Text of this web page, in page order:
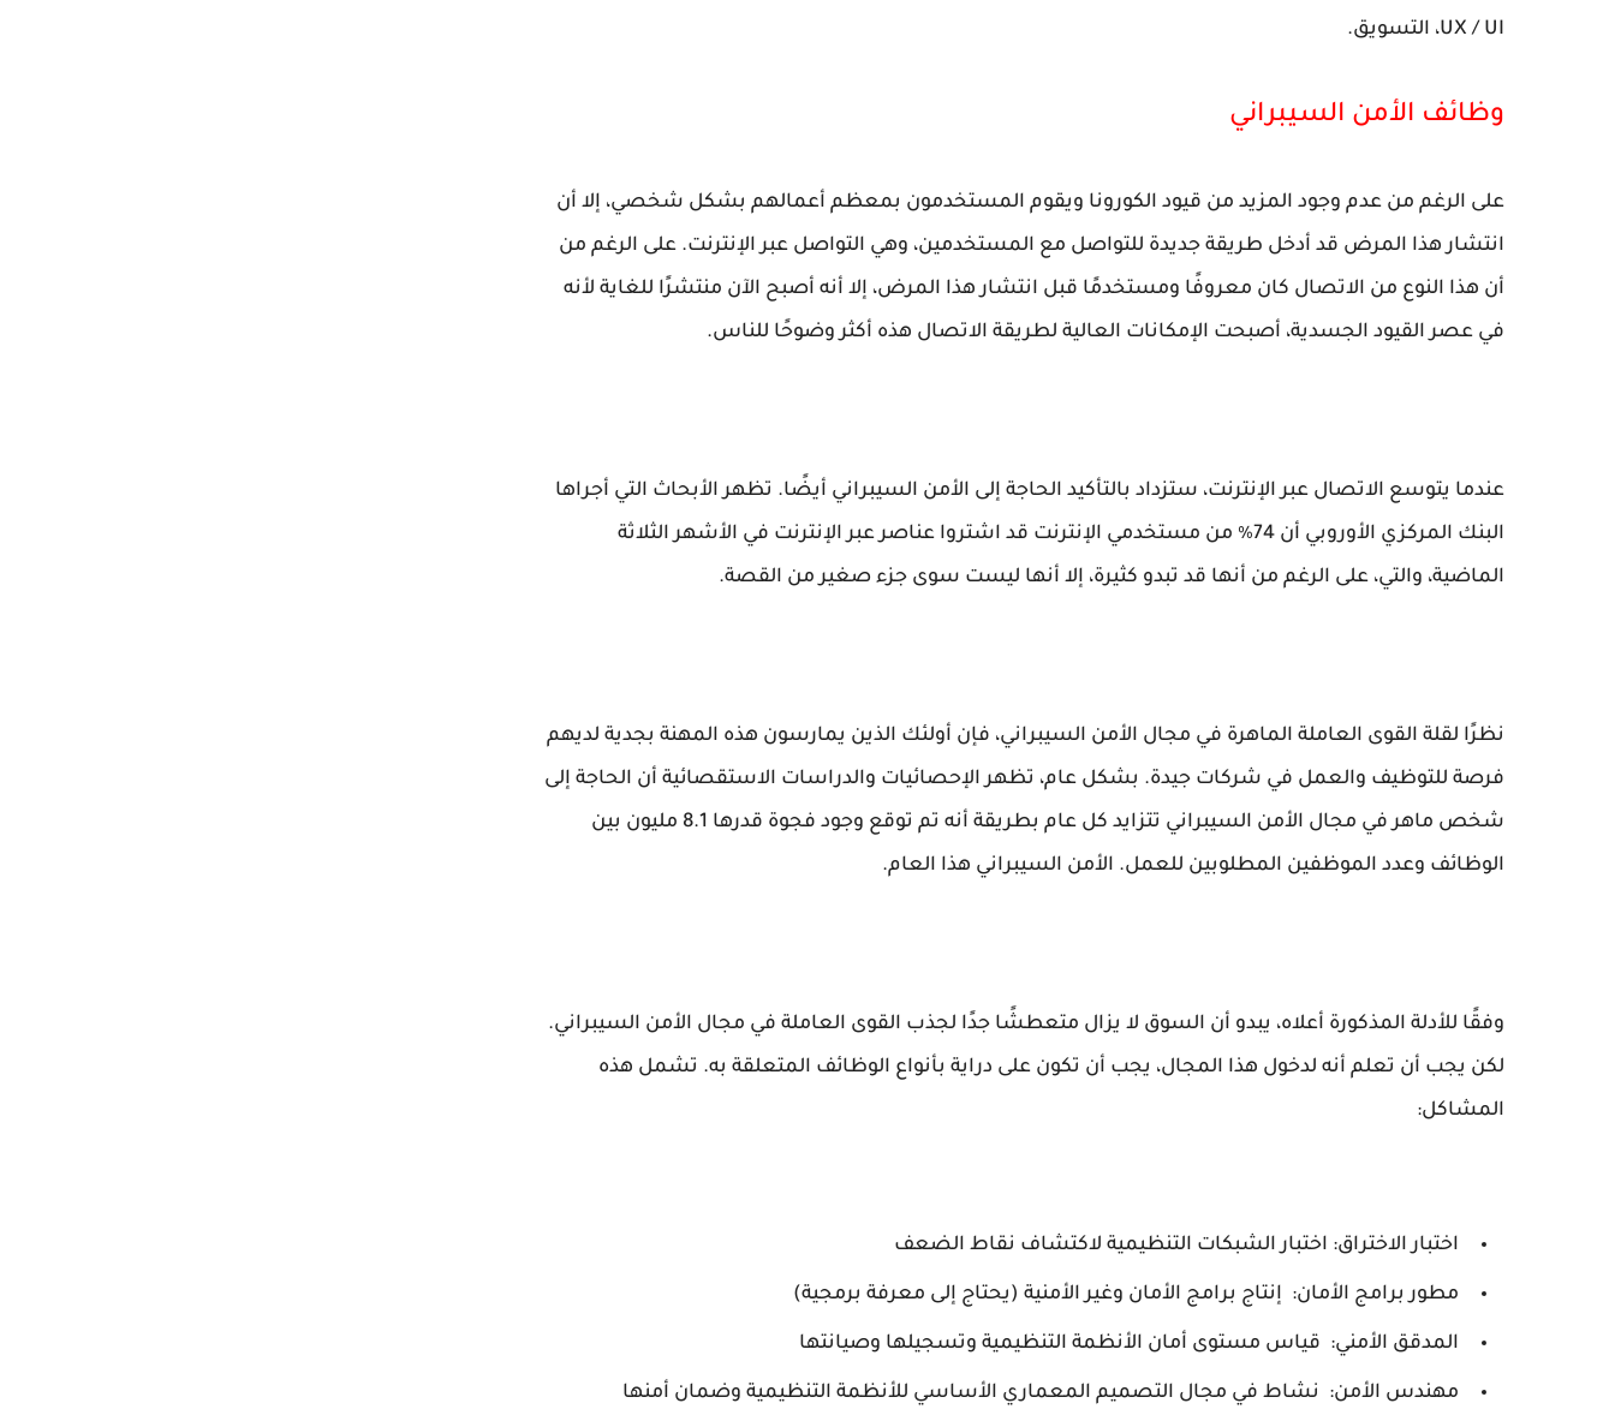
UX / UI، التسويق.
وظائف الأمن السيبراني
على الرغم من عدم وجود المزيد من قيود الكورونا ويقوم المستخدمون بمعظم أعمالهم بشكل شخصي، إلا أن
انتشار هذا المرض قد أدخل طريقة جديدة للتواصل مع المستخدمين، وهي التواصل عبر الإنترنت. على الرغم من
أن هذا النوع من الاتصال كان معروفًا ومستخدمًا قبل انتشار هذا المرض، إلا أنه أصبح الآن منتشرًا للغاية لأنه
في عصر القيود الجسدية، أصبحت الإمكانات العالية لطريقة الاتصال هذه أكثر وضوحًا للناس.
عندما يتوسع الاتصال عبر الإنترنت، ستزداد بالتأكيد الحاجة إلى الأمن السيبراني أيضًا. تظهر الأبحاث التي أجراها
البنك المركزي الأوروبي أن 74٪ من مستخدمي الإنترنت قد اشتروا عناصر عبر الإنترنت في الأشهر الثلاثة
الماضية، والتي، على الرغم من أنها قد تبدو كثيرة، إلا أنها ليست سوى جزء صغير من القصة.
نظرًا لقلة القوى العاملة الماهرة في مجال الأمن السيبراني، فإن أولئك الذين يمارسون هذه المهنة بجدية لديهم
فرصة للتوظيف والعمل في شركات جيدة. بشكل عام، تظهر الإحصائيات والدراسات الاستقصائية أن الحاجة إلى
شخص ماهر في مجال الأمن السيبراني تتزايد كل عام بطريقة أنه تم توقع وجود فجوة قدرها 8.1 مليون بين
الوظائف وعدد الموظفين المطلوبين للعمل. الأمن السيبراني هذا العام.
وفقًا للأدلة المذكورة أعلاه، يبدو أن السوق لا يزال متعطشًا جدًا لجذب القوى العاملة في مجال الأمن السيبراني.
لكن يجب أن تعلم أنه لدخول هذا المجال، يجب أن تكون على دراية بأنواع الوظائف المتعلقة به. تشمل هذه
المشاكل:
اختبار الاختراق: اختبار الشبكات التنظيمية لاكتشاف نقاط الضعف
مطور برامج الأمان: إنتاج برامج الأمان وغير الأمنية (يحتاج إلى معرفة برمجية)
المدقق الأمني: قياس مستوى أمان الأنظمة التنظيمية وتسجيلها وصيانتها
مهندس الأمن: نشاط في مجال التصميم المعماري الأساسي للأنظمة التنظيمية وضمان أمنها